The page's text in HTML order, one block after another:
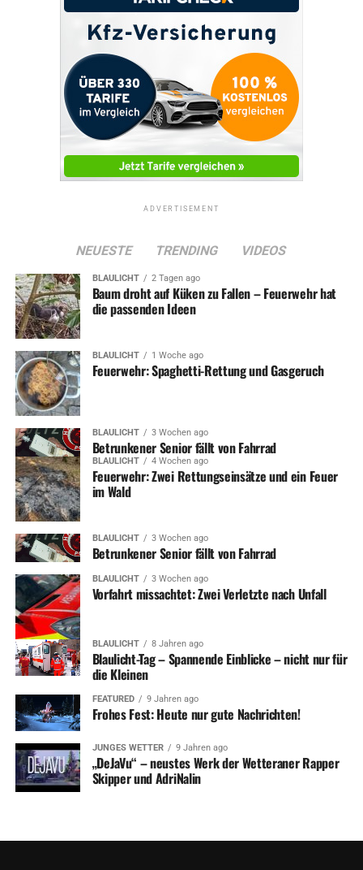
ADVERTISEMENT
NEUESTE TRENDING VIDEOS
BLAULICHT 2 Tagen ago
Baum droht auf Küken zu Fallen – Feuerwehr hat
die passenden Ideen
BLAULICHT 1 Woche ago
Feuerwehr: Spaghetti-Rettung und Gasgeruch
BLAULICHT 3 Wochen ago
Betrunkener Senior fällt von Fahrrad
BLAULICHT 4 Wochen ago
Feuerwehr: Zwei Rettungseinsätze und ein Feuer
im Wald
BLAULICHT 3 Wochen ago
Betrunkener Senior fällt von Fahrrad
BLAULICHT 3 Wochen ago
Vorfahrt missachtet: Zwei Verletzte nach Unfall
BLAULICHT 8 Jahren ago
Blaulicht-Tag – Spannende Einblicke – nicht nur für
die Kleinen
FEATURED 9 Jahren ago
Frohes Fest: Heute nur gute Nachrichten!
JUNGES WETTER 9 Jahren ago
„DeJaVu“ – neustes Werk der Wetteraner Rapper
Skipper und AdriNalin